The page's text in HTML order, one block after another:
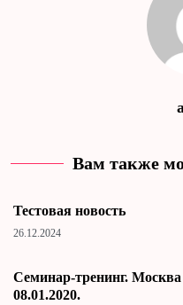
Вам также
Тестовая новость
26.12.2024
Cеминар-тренинг.
08.01.2020.